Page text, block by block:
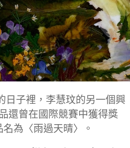
日子裡，李慧玟的另一個興
還曾在國際競賽中獲得獎
為〈雨過天晴〉。